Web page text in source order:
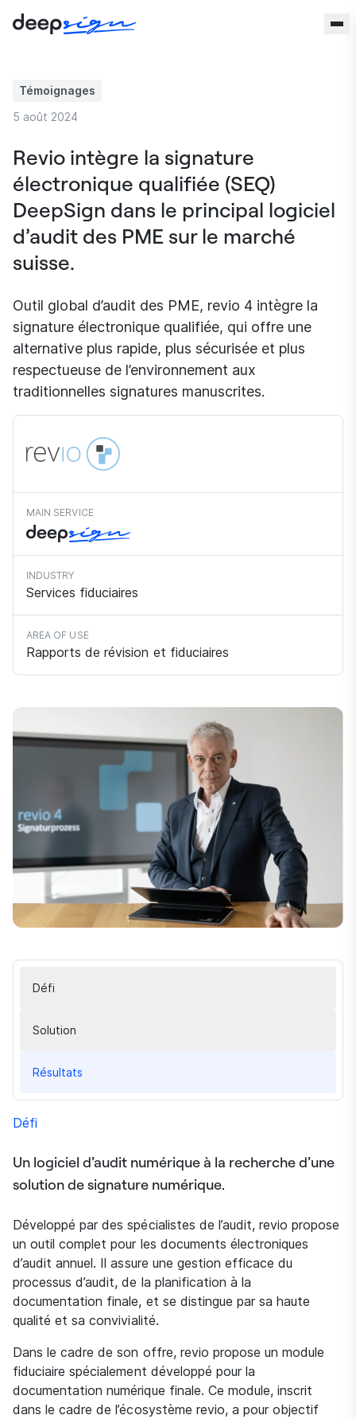
Témoignages
5 août 2024
Revio intègre la signature
électronique qualifiée (SEQ)
DeepSign dans le principal logiciel
d’audit des PME sur le marché
suisse.
Outil global d’audit des PME, revio 4 intègre la
signature électronique qualifiée, qui offre une
alternative plus rapide, plus sécurisée et plus
respectueuse de l’environnement aux
traditionnelles signatures manuscrites.
MAIN SERVICE
INDUSTRY
Services fiduciaires
AREA OF USE
Rapports de révision et fiduciaires
Défi
Solution
Résultats
Défi
Un logiciel d’audit numérique à la recherche d’une
solution de signature numérique.
Développé par des spécialistes de l’audit, revio propose
un outil complet pour les documents électroniques
d’audit annuel. Il assure une gestion efficace du
processus d’audit, de la planification à la
documentation finale, et se distingue par sa haute
qualité et sa convivialité.
Dans le cadre de son offre, revio propose un module
fiduciaire spécialement développé pour la
documentation numérique finale. Ce module, inscrit
dans le cadre de l’écosystème revio, a pour objectif